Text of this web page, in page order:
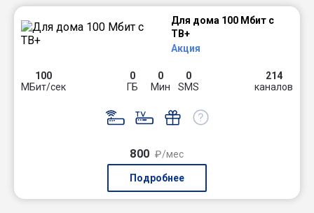
Для дома 100 Мбит с
ТВ+
Акция
100
МБит/сек
0
ГБ
0
Мин
0
SMS
214
каналов
800 ₽/мес
Подробнее